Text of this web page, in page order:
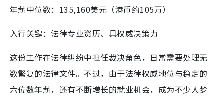
年薪中位数：135,160美元（港币约105万）
入行关键：法律专业资历、具权威决策力
这份工作在法律纠纷中担任裁决角色，日常需要处理无
数繁复的法律文件。不过，由于法律权威地位与稳定的
六位数年薪，还有不断增长的就业机会，成为不少人梦